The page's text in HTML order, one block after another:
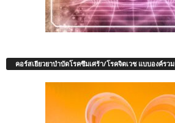
คอร์สเยียวยาบำบัดโรคซึมเศร้า/โรคจิตเวช แบบองค์รวม